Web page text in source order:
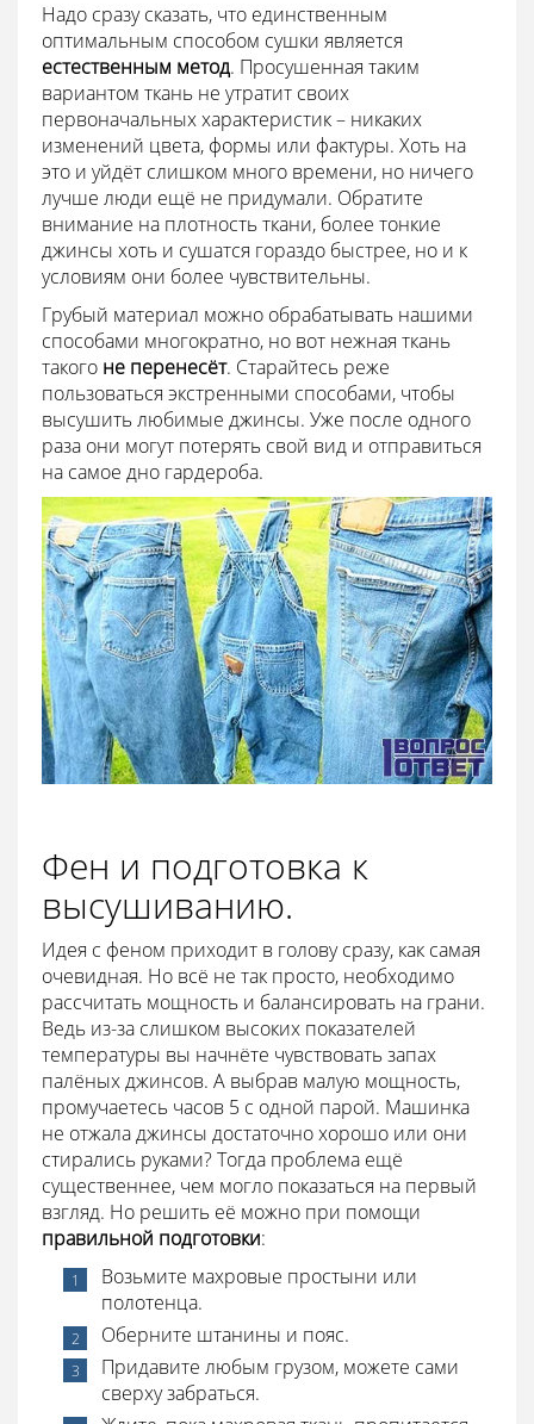
Надо сразу сказать, что единственным
оптимальным способом сушки является
естественным метод. Просушенная таким
вариантом ткань не утратит своих
первоначальных характеристик – никаких
изменений цвета, формы или фактуры. Хоть на
это и уйдёт слишком много времени, но ничего
лучше люди ещё не придумали. Обратите
внимание на плотность ткани, более тонкие
джинсы хоть и сушатся гораздо быстрее, но и к
условиям они более чувствительны.
Грубый материал можно обрабатывать нашими
способами многократно, но вот нежная ткань
такого не перенесёт. Старайтесь реже
пользоваться экстренными способами, чтобы
высушить любимые джинсы. Уже после одного
раза они могут потерять свой вид и отправиться
на самое дно гардероба.
Фен и подготовка к
высушиванию.
Идея с феном приходит в голову сразу, как самая
очевидная. Но всё не так просто, необходимо
рассчитать мощность и балансировать на грани.
Ведь из-за слишком высоких показателей
температуры вы начнёте чувствовать запах
палёных джинсов. А выбрав малую мощность,
промучаетесь часов 5 с одной парой. Машинка
не отжала джинсы достаточно хорошо или они
стирались руками? Тогда проблема ещё
существеннее, чем могло показаться на первый
взгляд. Но решить её можно при помощи
правильной подготовки:
Возьмите махровые простыни или
полотенца.
Оберните штанины и пояс.
Придавите любым грузом, можете сами
сверху забраться.